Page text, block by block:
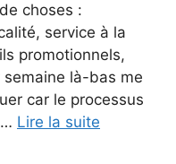
choses :
service à la
promotionnels,
là-bas me
car le processus
Lire la suite